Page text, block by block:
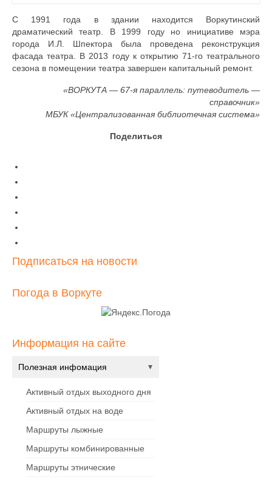
С 1991 года в здании находится Воркутинский
драматический театр. В 1999 году но инициативе мэра
города И.Л. Шпектора была проведена ре­конструкция
фасада театра. В 2013 году к открытию 71-го театрального
сезона в помещении театра завершен капитальный ремонт.
«ВОРКУТА — 67-я параллель: путеводитель —
справочник»
МБУК «Централизованная библиотечная система»
Поделиться
Подписаться на новости
Погода в Воркуте
Информация на сайте
Полезная инфомация
Активный отдых выходного дня
Активный отдых на воде
Маршруты лыжные
Маршруты комбинированные
Маршруты этнические